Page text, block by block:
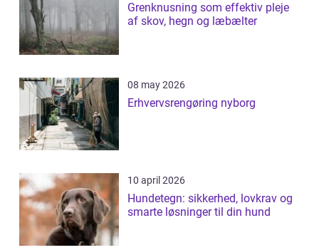
Grenknusning som effektiv pleje
af skov, hegn og læbælter
08 may 2026
Erhvervsrengøring nyborg
10 april 2026
Hundetegn: sikkerhed, lovkrav og
smarte løsninger til din hund